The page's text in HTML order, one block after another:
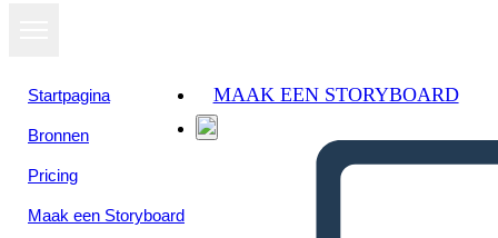
Startpagina
Bronnen
Pricing
Maak een Storyboard
MAAK EEN STORYBOARD